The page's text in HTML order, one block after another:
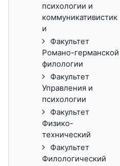
психологии и
коммуникативистик
и
Факультет
Романо-германской
филологии
Факультет
Управления и
психологии
Факультет
Физико-
технический
Факультет
Филологический